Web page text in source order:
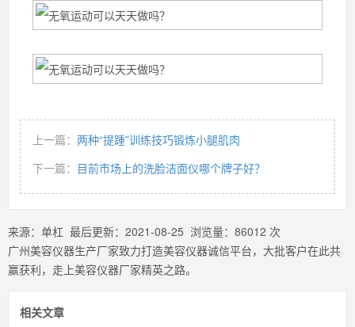
上一篇： 两种“提踵”训练技巧锻炼小腿肌肉
下一篇： 目前市场上的洗脸洁面仪哪个牌子好？
来源： 单杠 最后更新： 2021-08-25 浏览量： 86012 次
广州美容仪器生产厂家致力打造美容仪器诚信平台，大批客户在此共
赢获利，走上美容仪器厂家精英之路。
相关文章